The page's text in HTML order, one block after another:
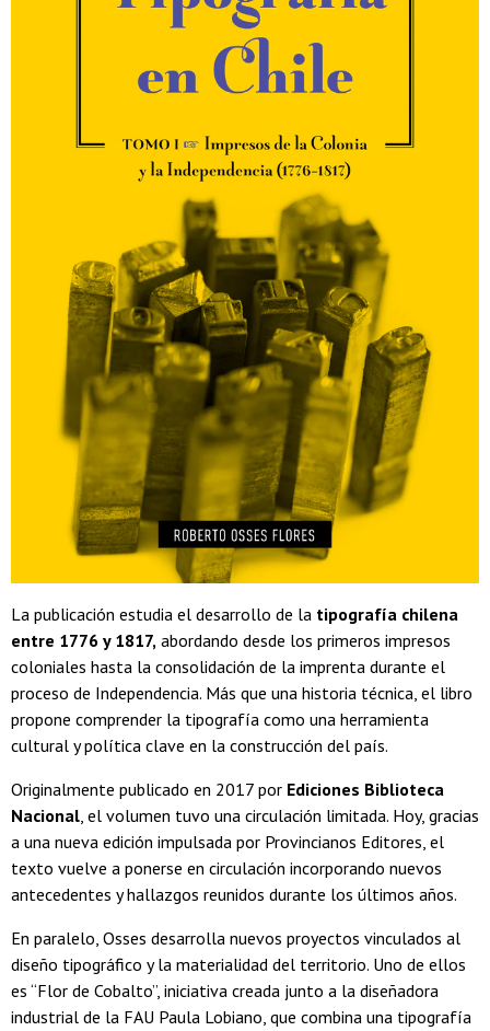
La publicación estudia el desarrollo de la tipografía chilena
entre 1776 y 1817, abordando desde los primeros impresos
coloniales hasta la consolidación de la imprenta durante el
proceso de Independencia. Más que una historia técnica, el libro
propone comprender la tipografía como una herramienta
cultural y política clave en la construcción del país.
Originalmente publicado en 2017 por Ediciones Biblioteca
Nacional, el volumen tuvo una circulación limitada. Hoy, gracias
a una nueva edición impulsada por Provincianos Editores, el
texto vuelve a ponerse en circulación incorporando nuevos
antecedentes y hallazgos reunidos durante los últimos años.
En paralelo, Osses desarrolla nuevos proyectos vinculados al
diseño tipográfico y la materialidad del territorio. Uno de ellos
es “Flor de Cobalto”, iniciativa creada junto a la diseñadora
industrial de la FAU Paula Lobiano, que combina una tipografía